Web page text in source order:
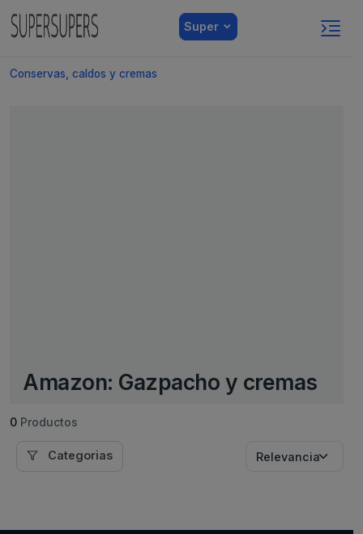
Super
Conservas, caldos y cremas
Amazon: Gazpacho y cremas
0 Productos
Categorias